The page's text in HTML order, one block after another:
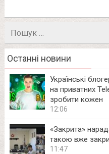
Останні новини
Українські
на приватних
зробити кожен
12:06
«Закрита»
такою вже
11:47